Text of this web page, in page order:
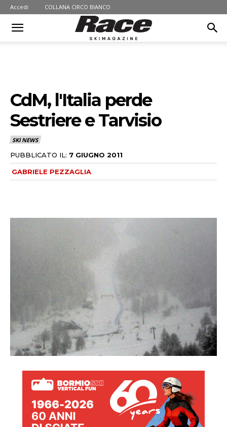
Accedi COLLANA CIRCO BIANCO
CdM, l'Italia perde
Sestriere e Tarvisio
SKI NEWS
PUBBLICATO IL: 7 GIUGNO 2011
GABRIELE PEZZAGLIA